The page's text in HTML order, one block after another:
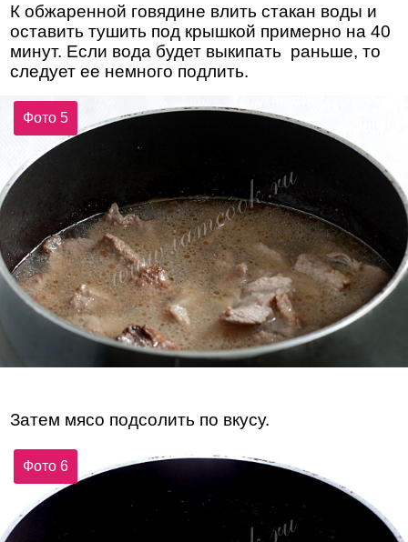
К обжаренной говядине влить стакан воды и
оставить тушить под крышкой примерно на 40
минут. Если вода будет выкипать раньше, то
следует ее немного подлить.
Фото 5
Затем мясо подсолить по вкусу.
Фото 6